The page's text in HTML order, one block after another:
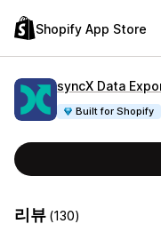
Shopify App Store
syncX Data
Built for Shopify
리뷰 (130)